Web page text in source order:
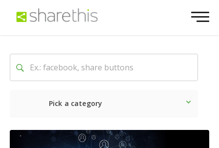
Pick a category
Lo último Social